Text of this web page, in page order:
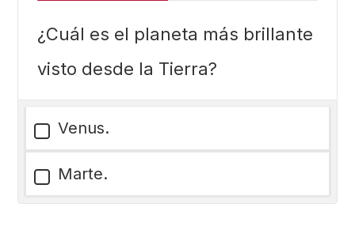
¿Cuál es el planeta más brillante
visto desde la Tierra?
Venus.
Marte.